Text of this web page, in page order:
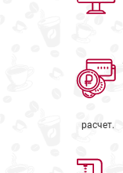
расчет.